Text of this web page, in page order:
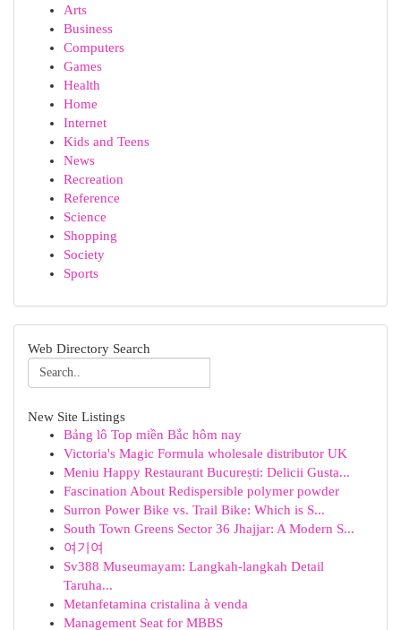
Arts
Business
Computers
Games
Health
Home
Internet
Kids and Teens
News
Recreation
Reference
Science
Shopping
Society
Sports
Web Directory Search
New Site Listings
Bảng lô Top miền Bắc hôm nay
Victoria's Magic Formula wholesale distributor UK
Meniu Happy Restaurant București: Delicii Gusta...
Fascination About Redispersible polymer powder
Surron Power Bike vs. Trail Bike: Which is S...
South Town Greens Sector 36 Jhajjar: A Modern S...
여기여
Sv388 Museumayam: Langkah-langkah Detail
Taruha...
Metanfetamina cristalina à venda
Management Seat for MBBS